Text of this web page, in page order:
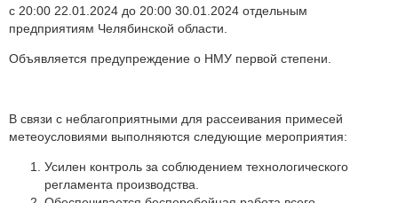
Предложения к зачёту
Подбор
Вакансии
Личный кабинет
Корзина
Избранное
с 20:00 22.01.2024 до 20:00 30.01.2024 отдельным
предприятиям Челябинской области.
Объявляется предупреждение о НМУ первой степени.
В связи с неблагоприятными для рассеивания примесей
метеоусловиями выполняются следующие мероприятия:
Усилен контроль за соблюдением технологического
регламента производства.